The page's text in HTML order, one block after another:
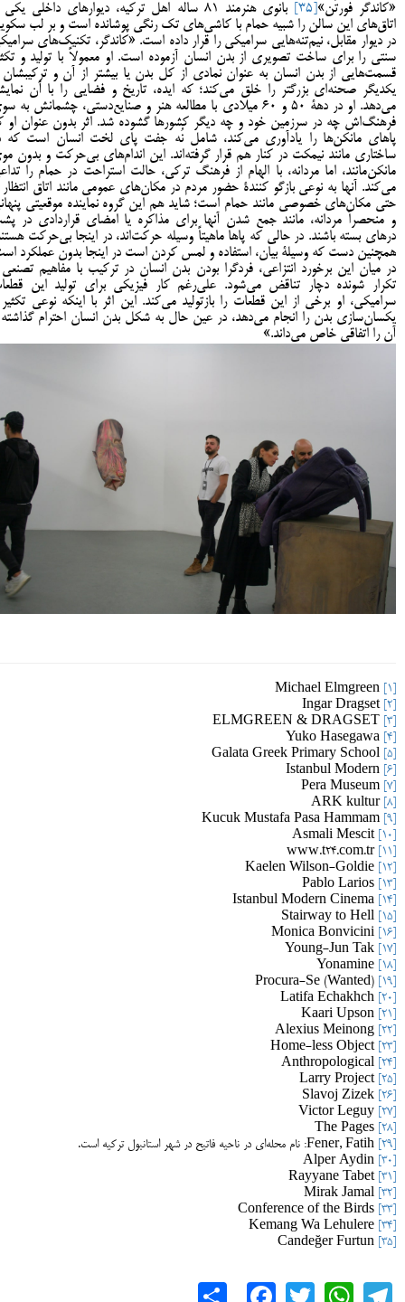
«کاندگر فورتُن»
بانوی هنرمند 81 ساله اهل ترکیه، دیوارهای داخلی
اتاق‌های این سالن را شبیه حمام با کاشی‌های تک رنگی پوشانده است و بر لب
در دیوار مقابل، نیم‌تنه‌هایی سرامیکی را قرار داده است. «کاندگر، تکنیک‌های
سنتی را برای ساخت تصویری از بدن انسان آزموده است. او معمولاً با تولید و
قسمت‌هایی از بدن انسان به عنوان نمادی از کل بدن یا بیشتر از آن و ترکیبشان
یکدیگر صحنه‌ای بزرگتر را خلق می‌کند؛ که ایده‌، تاریخ و فضایی را با آن
می‌دهد. او در دهۀ 50 و 60 میلادی با مطالعه هنر و صنایع‌دستی، چشمانش به
فرهنگ‌اش چه در سرزمین خود و چه دیگر کشورها گشوده شد. اثر بدون عنوان او
پاهای مانکن‌ها را یادآوری می‌کند، شامل نُه جفت پای لخت انسان است که
ساختاری مانند نیمکت در کنار هم قرار گرفته‌اند. این اندام‌های بی‌حرکت و بدون
مانکن‌مانند، اما مردانه، با الهام از فرهنگ ترکی، حالت استراحت در حمام را
می‌کند. آنها به نوعی بازگو کنندۀ حضور مردم در مکان‌های عمومی مانند اتاق انتظار
حتی مکان‌های خصوصی مانند حمام است؛ شاید هم این گروه نماینده موقعیتی
و منحصراً مردانه، مانند جمع شدن آنها برای مذاکره یا امضای قراردادی در
درهای بسته باشند. در حالی که پاها ماهیتاً وسیله حرکت‌اند، در اینجا بی‌حرکت
همچنین دست که وسیلۀ بیان، استفاده و لمس کردن است در اینجا بدون عملکرد
در میان این برخورد انتزاعی، فردگرا بودن بدن انسان در ترکیب با مفاهیم
تکرار شونده دچار تناقض می‌شود. علی‌رغم کار فیزیکی برای تولید این
سرامیکی، او برخی از این قطعات را بازتولید می‌کند. این اثر با اینکه نوعی
یکسان‌سازی بدن را انجام می‌دهد، در عین حال به شکل بدن انسان احترام
آن را اتفاقی خاص می‌داند.»
[1]
[2]
Ingar Dragset
[3]
[4]
[5]
[6]
[7]
[8]
ARK kultur
[9]
[10]
Asmali Mescit
[11]
www.t24.com.tr
[12]
[13]
[14]
[15]
[16]
[17]
[18]
[19]
[20]
[21]
[22]
[23]
Home-less Object
[24]
[25]
Larry Project
[26]
[27]
[28]
[29]
[30]
[31]
Rayyane Tabet
[32]
[33]
[34]
[35]
Telegram
WhatsApp
Twitter
Facebook